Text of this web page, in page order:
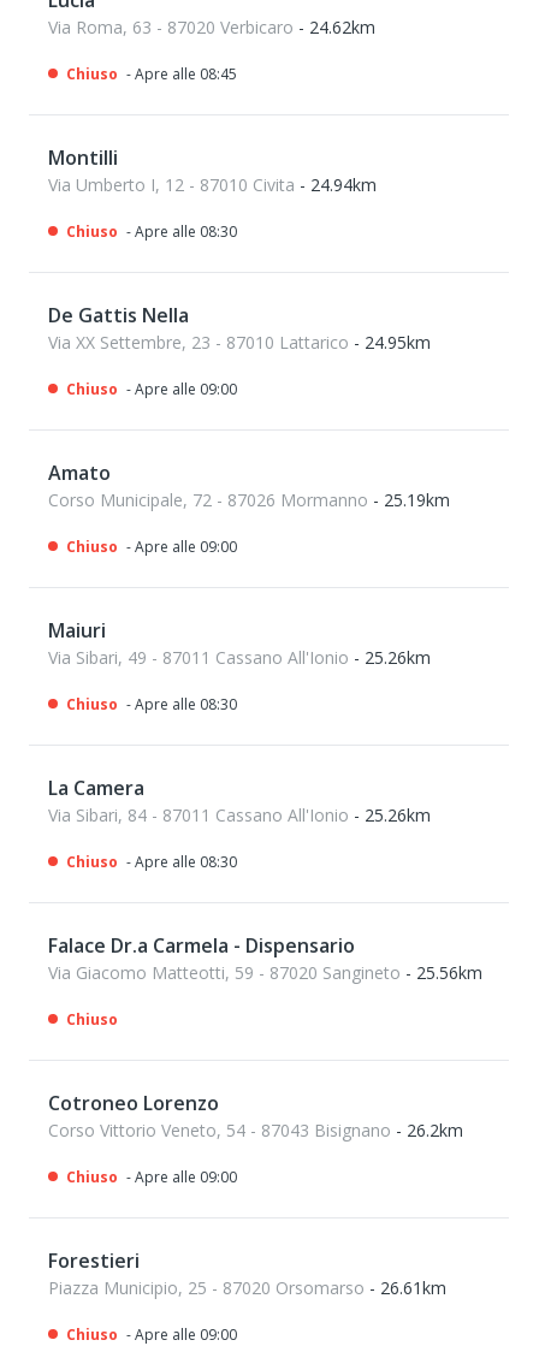
Via Roma, 63 - 87020 Verbicaro - 24.62km
Chiuso - Apre alle 08:45
Montilli
Via Umberto I, 12 - 87010 Civita - 24.94km
Chiuso - Apre alle 08:30
De Gattis Nella
Via XX Settembre, 23 - 87010 Lattarico - 24.95km
Chiuso - Apre alle 09:00
Amato
Corso Municipale, 72 - 87026 Mormanno - 25.19km
Chiuso - Apre alle 09:00
Maiuri
Via Sibari, 49 - 87011 Cassano All'Ionio - 25.26km
Chiuso - Apre alle 08:30
La Camera
Via Sibari, 84 - 87011 Cassano All'Ionio - 25.26km
Chiuso - Apre alle 08:30
Falace Dr.a Carmela - Dispensario
Via Giacomo Matteotti, 59 - 87020 Sangineto - 25.56km
Chiuso
Cotroneo Lorenzo
Corso Vittorio Veneto, 54 - 87043 Bisignano - 26.2km
Chiuso - Apre alle 09:00
Forestieri
Piazza Municipio, 25 - 87020 Orsomarso - 26.61km
Chiuso - Apre alle 09:00